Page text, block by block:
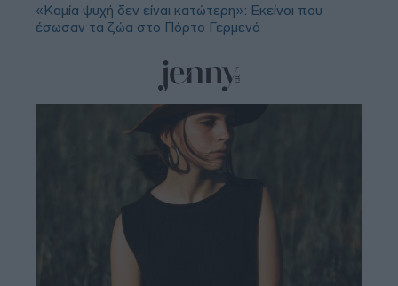
«Καμία ψυχή δεν είναι κατώτερη»: Εκείνοι που
έσωσαν τα ζώα στο Πόρτο Γερμενό